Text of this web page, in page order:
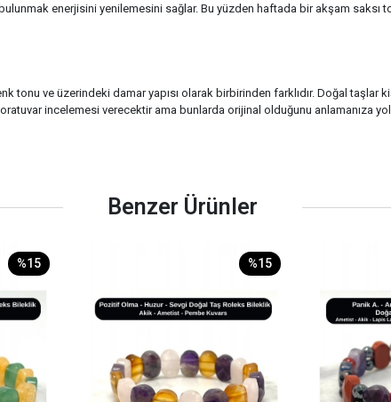
enerjisini yenilemesini sağlar. Bu yüzden haftada bir akşam saksı
tonu ve üzerindeki damar yapısı olarak birbirinden farklıdır. Doğal
incelemesi verecektir ama bunlarda orijinal olduğunu anlamanıza
Benzer Ürünler
%15 %15